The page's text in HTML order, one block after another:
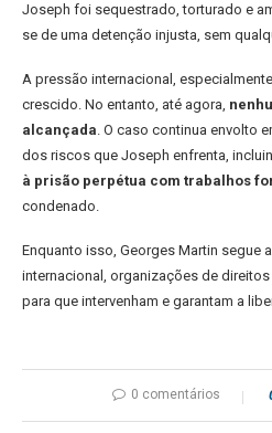
Joseph foi sequestrado, torturado e
se de uma detenção injusta, sem
A pressão internacional,
crescido. No entanto, até agora,
alcançada. O caso continua envolto
dos riscos que Joseph enfrenta,
à prisão perpétua com trabalhos
condenado.
Enquanto isso, Georges Martin segue
internacional, organizações de
para que intervenham e garantam a
0 comentários